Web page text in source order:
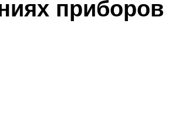
приборов